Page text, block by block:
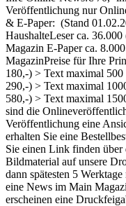
Veröffentlichung nur
& E-Paper: (Stand
HaushalteLeser ca.
Magazin E-Paper ca.
MagazinPreise für Ihre
180,-) > Text maximal
290,-) > Text maximal
580,-) > Text maximal
sind die
Veröffentlichung eine
erhalten Sie eine
Sie einen Link finden über
Bildmaterial auf unsere
dann spätesten 5
eine News im Main
erscheinen eine